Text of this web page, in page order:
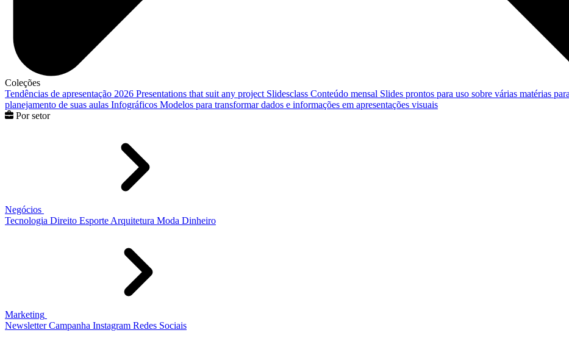
Coleções
Tendências de apresentação 2026 Presentations that suit any project Slidesclass Conteúdo mensal Slides prontos para uso sobre várias matérias
planejamento de suas aulas Infográficos Modelos para transformar dados e informações em apresentações visuais
Por setor
Negócios
Tecnologia Direito Esporte Arquitetura Moda Dinheiro
Marketing
Newsletter Campanha Instagram Redes Sociais